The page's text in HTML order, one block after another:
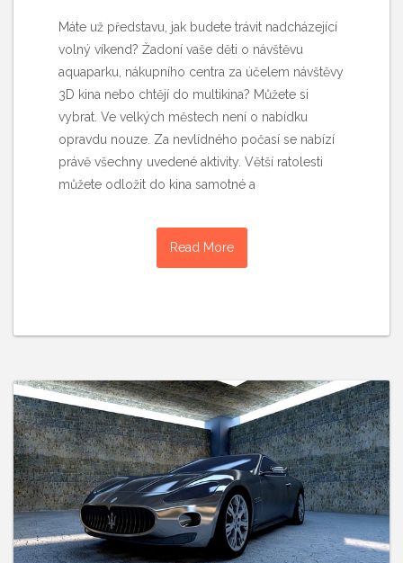
Máte už představu, jak budete trávit nadcházející
volný víkend? Žadoní vaše děti o návštěvu
aquaparku, nákupního centra za účelem návštěvy
3D kina nebo chtějí do multikina? Můžete si
vybrat. Ve velkých městech není o nabídku
opravdu nouze. Za nevlídného počasí se nabízí
právě všechny uvedené aktivity. Větší ratolesti
můžete odložit do kina samotné a
Read More